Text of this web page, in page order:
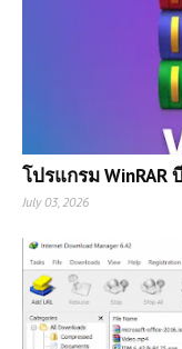
โปรแกรม
July 03, 2026